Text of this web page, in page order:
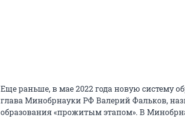
Еще раньше, в мае 2022 года новую систему
глава Минобрнауки РФ Валерий Фальков,
образования «прожитым этапом». В